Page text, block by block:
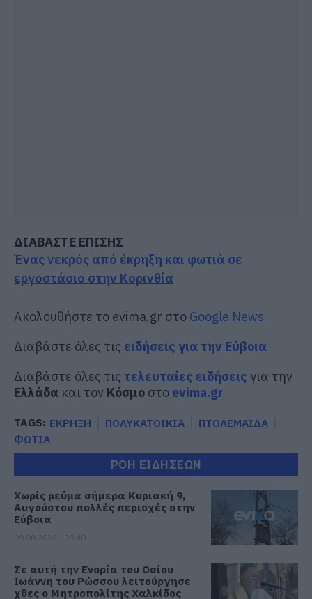
ΔΙΑΒΑΣΤΕ ΕΠΙΣΗΣ
Ένας νεκρός από έκρηξη και φωτιά σε
εργοστάσιο στην Κορινθία
Ακολουθήστε το evima.gr στο Google News
Διαβάστε όλες τις ειδήσεις για την Εύβοια
Διαβάστε όλες τις τελευταίες ειδήσεις για την
Ελλάδα και τον Κόσμο στο evima.gr
TAGS: ΕΚΡΗΞΗ ΠΟΛΥΚΑΤΟΙΚΙΑ
ΠΤΟΛΕΜΑΙΔΑ
ΦΩΤΙΑ
ΡΟΗ ΕΙΔΗΣΕΩΝ
Χωρίς ρεύμα σήμερα Κυριακή 9,
Αυγούστου πολλές περιοχές στην
Εύβοια
Σε αυτή την Ενορία του Οσίου
Ιωάννη του Ρώσσου λειτούργησε
χθες ο Μητροπολίτης Χαλκίδος